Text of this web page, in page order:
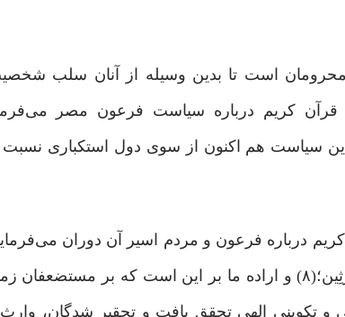
محرومان است تا بدین وسیله از آنان سلب
قرآن کریم درباره سیاست فرعون مصر
این سیاست هم اکنون از سوی دول استکباری
کریم درباره فرعون و مردم اسیر آن دوران
الَّذِینَ اسْتُضْعِفُوا فِی الأَرْضِ وَنَجْعَلَهُمْ أَئِمَّهً وَنَجْعَلَهُمُ الْوَارِثِین؛(۸) و اراده ما بر این
و تکوینی الهی تحقق یافت و تحقیر شدگان،